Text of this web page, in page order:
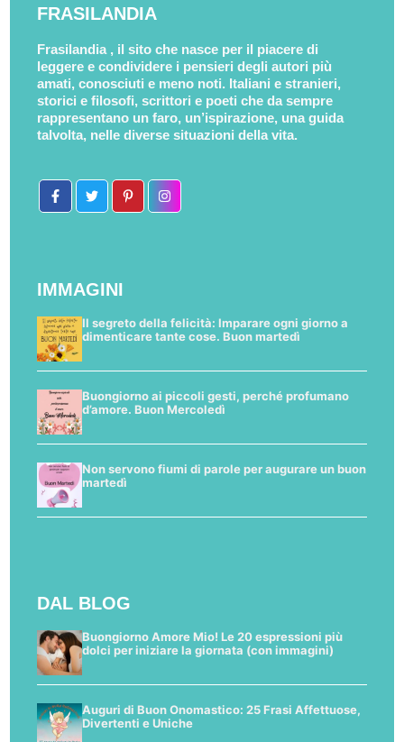
FRASILANDIA
Frasilandia , il sito che nasce per il piacere di
leggere e condividere i pensieri degli autori più
amati, conosciuti e meno noti. Italiani e stranieri,
storici e filosofi, scrittori e poeti che da sempre
rappresentano un faro, un’ispirazione, una guida
talvolta, nelle diverse situazioni della vita.
IMMAGINI
Il segreto della felicità: Imparare ogni giorno a
dimenticare tante cose. Buon martedì
Buongiorno ai piccoli gesti, perché profumano
d’amore. Buon Mercoledì
Non servono fiumi di parole per augurare un buon
martedì
DAL BLOG
Buongiorno Amore Mio! Le 20 espressioni più
dolci per iniziare la giornata (con immagini)
Auguri di Buon Onomastico: 25 Frasi Affettuose,
Divertenti e Uniche